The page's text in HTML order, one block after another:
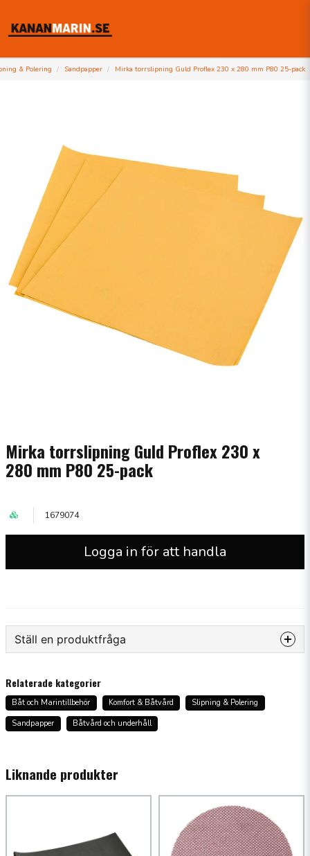
& Polering Sandpapper Mirka torrslipning Guld Proflex 230 x 280 mm P80 25-pack
Mirka torrslipning Guld Proflex 230 x
280 mm P80 25-pack
1679074
Logga in för att handla
Liknande produkter
Ställ en produktfråga
Fråga oss något om denna produkten...
email
Relaterade kategorier
Båt och Marintillbehör Komfort & Båtvård
Slipning & Polering
Sandpapper
Båtvård och underhåll